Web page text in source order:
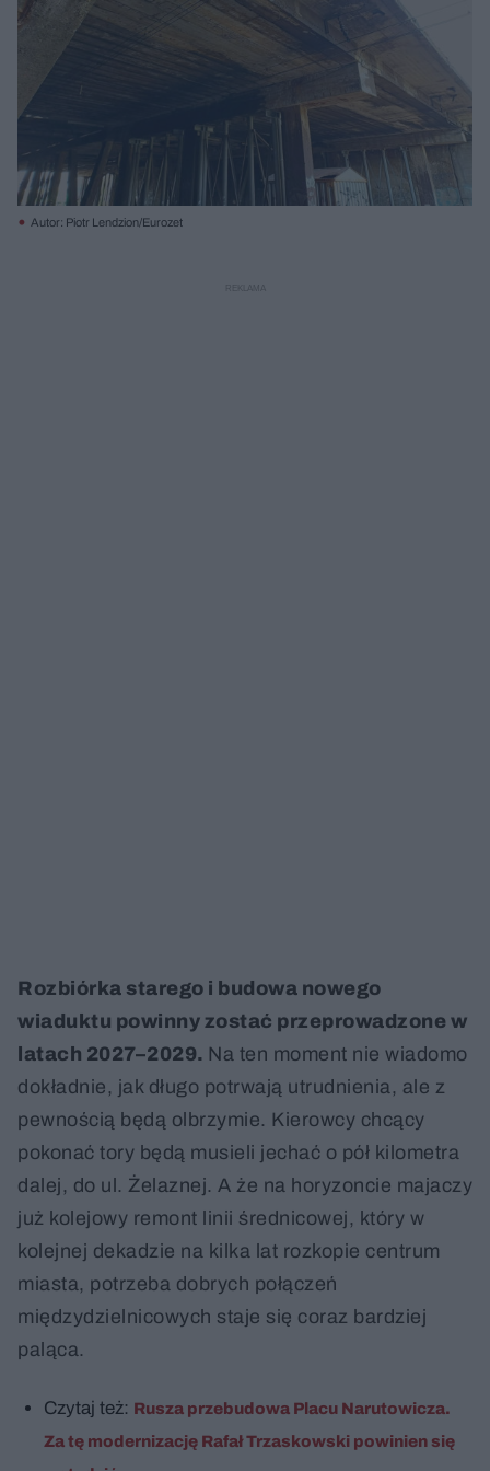
Autor: Piotr Lendzion/Eurozet
Rozbiórka starego i budowa nowego
wiaduktu powinny zostać przeprowadzone w
latach 2027–2029. Na ten moment nie wiadomo
dokładnie, jak długo potrwają utrudnienia, ale z
pewnością będą olbrzymie. Kierowcy chcący
pokonać tory będą musieli jechać o pół kilometra
dalej, do ul. Żelaznej. A że na horyzoncie majaczy
już kolejowy remont linii średnicowej, który w
kolejnej dekadzie na kilka lat rozkopie centrum
miasta, potrzeba dobrych połączeń
międzydzielnicowych staje się coraz bardziej
paląca.
Czytaj też: Rusza przebudowa Placu Narutowicza.
Za tę modernizację Rafał Trzaskowski powinien się